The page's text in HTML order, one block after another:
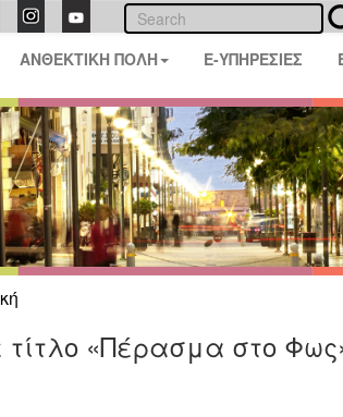
ΑΝΘΕΚΤΙΚΗ ΠΟΛΗ E-ΥΠΗΡΕΣΙΕΣ
τίτλο «Πέρασμα στο